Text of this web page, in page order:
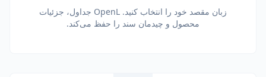
زبان مقصد خود را انتخاب کنید. OpenL جداول، جزئیات
محصول و چیدمان سند را حفظ می‌کند.